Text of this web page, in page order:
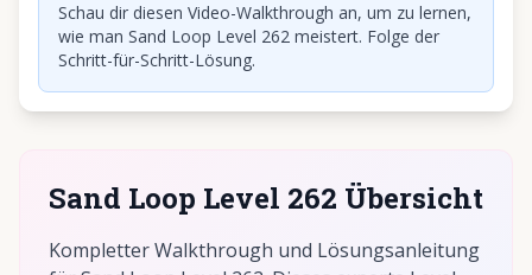
Schau dir diesen Video-Walkthrough an, um zu lernen,
wie man Sand Loop Level 262 meistert. Folge der
Schritt-für-Schritt-Lösung.
Sand Loop Level 262 Übersicht
Kompletter Walkthrough und Lösungsanleitung